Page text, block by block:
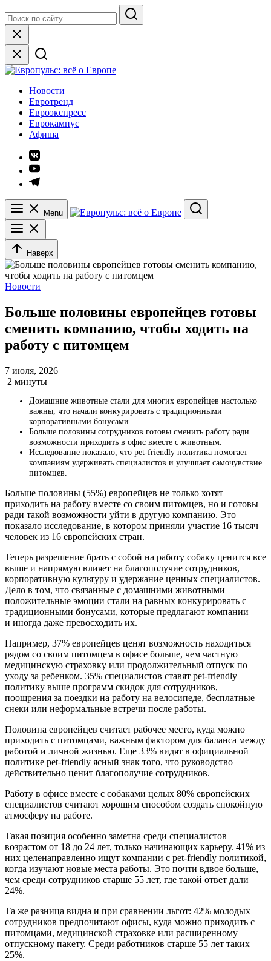
to
content
for:
Search
Close
Европульс: всё о Европе
Новости
Евротренд
Евроэкспресс
Еврокампус
Афиша
Элемент
меню
Элемент
меню
Элемент
Menu
Search
Наверх
Новости
Больше половины европейцев готовы
сменить компанию, чтобы ходить на
работу с питомцем
7 июля, 2026
2 минуты
Домашние животные стали для многих европейцев настолько
важны, что начали конкурировать с традиционными
корпоративными бонусами.
Больше половины сотрудников готовы сменить работу ради
возможности приходить в офис вместе с животным.
Исследование показало, что pet-friendly политика помогает
компаниям удерживать специалистов и улучшает самочувствие
питомцев.
Больше половины (55%) европейцев не только хотят
приходить на работу вместе со своим питомцев, но и готовы
ради такой возможности уйти в другую компанию. Это
показало исследование, в котором приняли участие 16 тысяч
человек из 16 европейских стран.
Теперь разрешение брать с собой на работу собаку ценится все
выше и напрямую влияет на благополучие сотрудников,
корпоративную культуру и удержание ценных специалистов.
Дело в том, что связанные с домашними животными
положительные эмоции стали на равных конкурировать с
традиционными бонусами, которые предлагают компании —
и иногда даже превосходить их.
Например, 37% европейцев ценят возможность находиться
рядом со своим питомцем в офисе больше, чем частную
медицинскую страховку или продолжительный отпуск по
уходу за ребенком. 35% специалистов ставят pet-friendly
политику выше программ скидок для сотрудников,
поощрения за поездки на работу на велосипеде, бесплатные
снеки или неформальные встречи после работы.
Половина европейцев считает рабочее место, куда можно
приходить с питомцами, важным фактором для баланса между
работой и личной жизнью. Еще 33% видят в официальной
политике pet-friendly ясный знак того, что руководство
действительно ценит благополучие сотрудников.
Работу в офисе вместе с собаками целых 80% европейских
специалистов считают хорошим способом создать спокойную
атмосферу на работе.
Такая позиция особенно заметна среди специалистов
возрастом от 18 до 24 лет, только начинающих карьеру. 41% из
них целенаправленно ищут компании с pet-friendly политикой,
когда изучают новые места работы. Это почти вдвое больше,
чем среди сотрудников старше 55 лет, где такой ответ дали
24%.
Та же разница видна и при сравнении льгот: 42% молодых
сотрудников предпочитают офисы, куда можно приходить с
питомцами, медицинской страховке или расширенному
отпускному пакету. Среди работников старше 55 лет таких
25%.